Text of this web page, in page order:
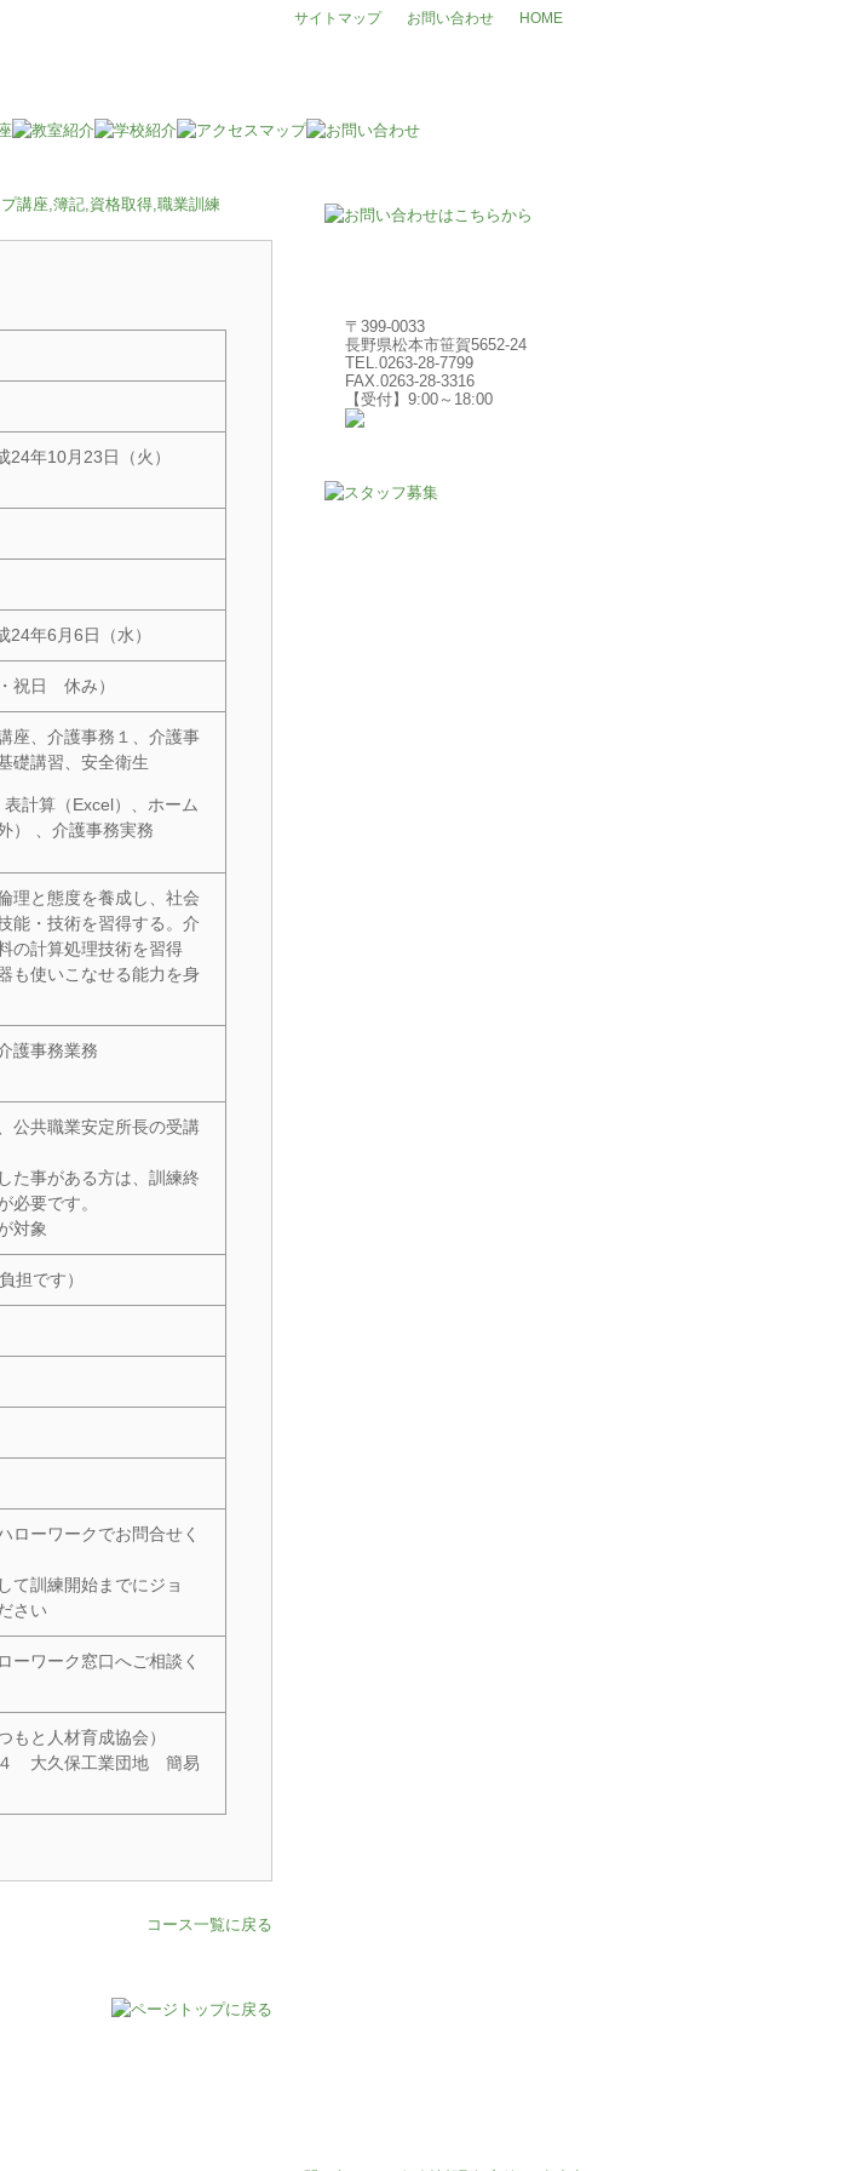
サイトマップ お問い合わせ HOME
年10月23日（火）
年6月6日（水）
祝日 休み）
座、介護事務１、介護事
礎講習、安全衛生
表計算（Excel）、ホーム
） 、介護事務実務
理と態度を養成し、社会
能・技術を習得する。介
の計算処理技術を習得
も使いこなせる能力を身
護事務業務
公共職業安定所長の受講
た事がある方は、訓練終
必要です。
対象
担です）
ローワークでお問合せく
て訓練開始までにジョ
さい
ーワーク窓口へご相談く
と人材育成協会）
４ 大久保工業団地 簡易
コース一覧に戻る
〒399-0033
長野県松本市笹賀5652-24
TEL.0263-28-7799
FAX.0263-28-3316
【受付】9:00～18:00